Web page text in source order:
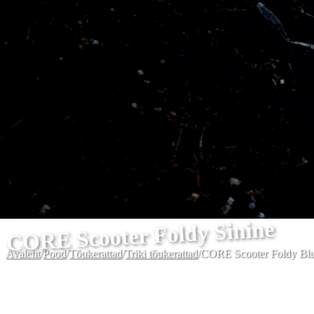
CORE Scooter Foldy Sinine
Avaleht/Pood/Tõukerattad/Triki tõukerattad/CORE Scooter Foldy